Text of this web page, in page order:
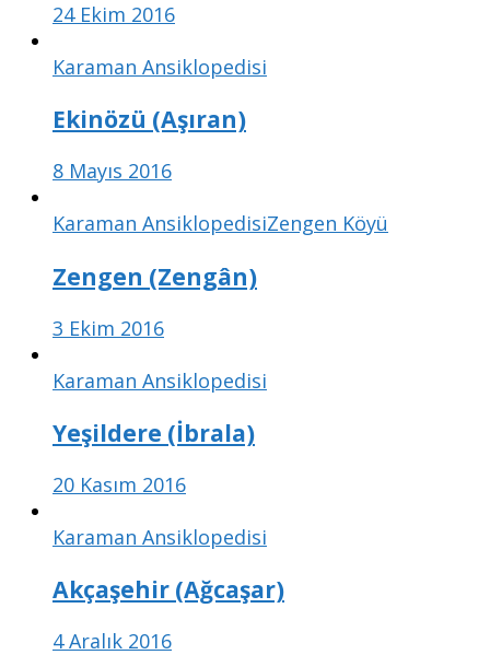
24 Ekim 2016
Karaman Ansiklopedisi
Ekinözü (Aşıran)
8 Mayıs 2016
Karaman AnsiklopedisiZengen Köyü
Zengen (Zengân)
3 Ekim 2016
Karaman Ansiklopedisi
Yeşildere (İbrala)
20 Kasım 2016
Karaman Ansiklopedisi
Akçaşehir (Ağcaşar)
4 Aralık 2016